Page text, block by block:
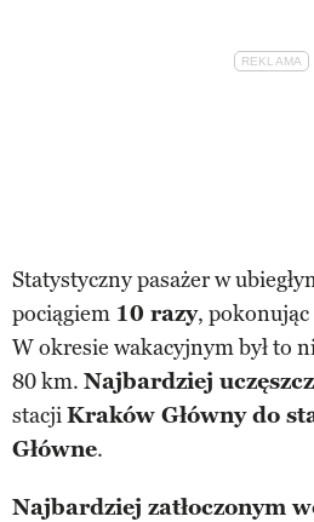
Statystyczny pasażer w
pociągiem 10 razy,
W okresie wakacyjnym był to
80 km. Najbardziej
stacjiKraków Główny do
Główne.
Najbardziej zatłoczonym